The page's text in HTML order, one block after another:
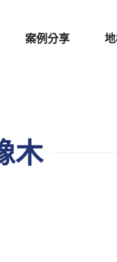
案例分享
木